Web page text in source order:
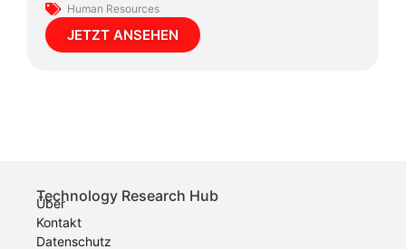
Human Resources
JETZT ANSEHEN
Technology Research Hub
Über
Kontakt
Datenschutz